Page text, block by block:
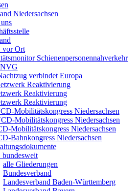
Niedersachsen
Ort
Schienenpersonennahverkehr
verbindet Europa
Reaktivierung
Reaktivierung
Reaktivierung
Mobilitätskongress Niedersachsen
Mobilitätskongress Niedersachsen
Mobilitätskongress Niedersachsen
Bahnkongress Niedersachsen
alle Gliederungen
Bundesverband
Landesverband Baden-Württemberg